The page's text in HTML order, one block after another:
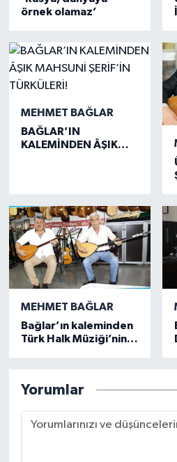
örnek olamaz’
MEHMET BAĞLAR
BAĞLAR’IN
KALEMİNDEN ÂŞIK
MEHMET BAĞLAR
Bağlar’ın kaleminden
Türk Halk Müziği’nin
Yorumlar